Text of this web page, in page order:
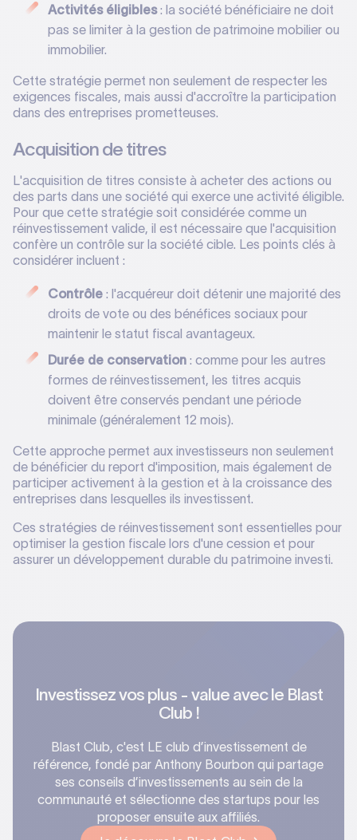
Activités éligibles: la société bénéficiaire ne doit
pas se limiter à la gestion de patrimoine mobilier ou
immobilier.
Cette stratégie permet non seulement de respecter les
exigences fiscales, mais aussi d'accroître la participation
dans des entreprises prometteuses.
Acquisition de titres
L'acquisition de titres consiste à acheter des actions ou
des parts dans une société qui exerce une activité éligible.
Pour que cette stratégie soit considérée comme un
réinvestissement valide, il est nécessaire que l'acquisition
confère un contrôle sur la société cible. Les points clés à
considérer incluent :
Contrôle : l'acquéreur doit détenir une majorité des
droits de vote ou des bénéfices sociaux pour
maintenir le statut fiscal avantageux.
Durée de conservation : comme pour les autres
formes de réinvestissement, les titres acquis
doivent être conservés pendant une période
minimale (généralement 12 mois).
Cette approche permet aux investisseurs non seulement
de bénéficier du report d'imposition, mais également de
participer activement à la gestion et à la croissance des
entreprises dans lesquelles ils investissent.
Ces stratégies de réinvestissement sont essentielles pour
optimiser la gestion fiscale lors d'une cession et pour
assurer un développement durable du patrimoine investi.
Investissez vos plus - value avec le Blast
Club !
Blast Club, c'est LE club d’investissement de
référence, fondé par Anthony Bourbon qui partage
ses conseils d’investissements au sein de la
communauté et sélectionne des startups pour les
proposer ensuite aux affiliés.‍